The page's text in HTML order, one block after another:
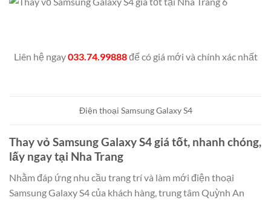
Liên hệ ngay033.74.99888để có giá mới và chính xác nhất
Điện thoại Samsung Galaxy S4
Thay vỏ Samsung Galaxy S4 giá tốt, nhanh chóng,
lấy ngay tại Nha Trang
Nhằm đáp ứng nhu cầu trang trí và làm mới điện thoại
Samsung Galaxy S4 của khách hàng, trung tâm Quỳnh An